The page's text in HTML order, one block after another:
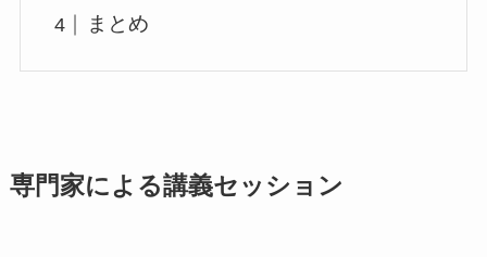
まとめ
専門家による講義セッション